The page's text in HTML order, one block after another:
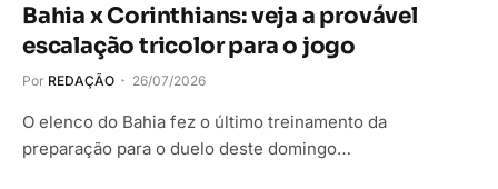
Bahia x Corinthians: veja a provável
escalação tricolor para o jogo
Por REDAÇÃO 26/07/2026
O elenco do Bahia fez o último treinamento da
preparação para o duelo deste domingo…